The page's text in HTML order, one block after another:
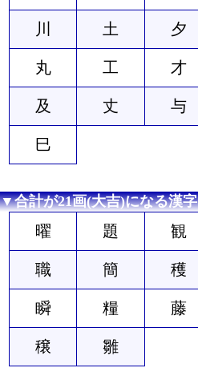
川 土 夕
丸 工 才
及 丈 与
巳
▼合計が21画(大吉)になる漢字
曜 題 観
職 簡 穫
瞬 糧 藤
穣 雛